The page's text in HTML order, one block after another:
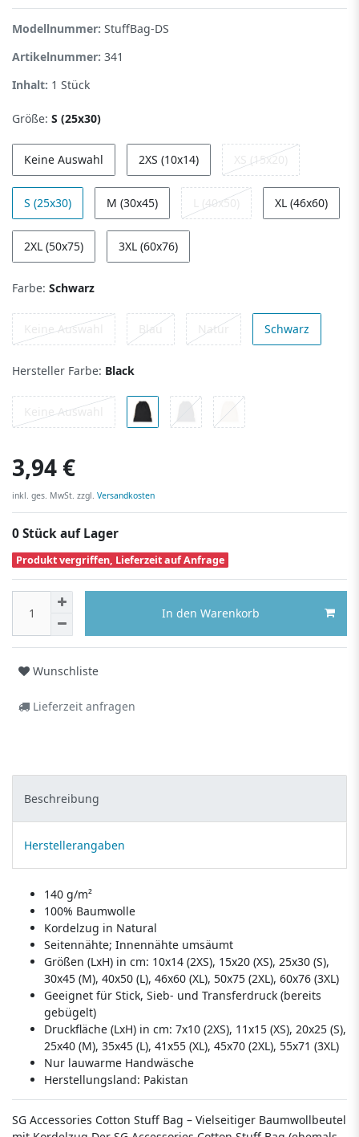
Modellnummer: StuffBag-DS
Artikelnummer: 341
Inhalt: 1 Stück
Größe: S (25x30)
Keine Auswahl 2XS (10x14) XS (15x20)
S (25x30) M (30x45) L (40x50) XL (46x60)
2XL (50x75) 3XL (60x76)
Farbe: Schwarz
Keine Auswahl Blau Natur Schwarz
Hersteller Farbe: Black
Keine Auswahl
3,94 €
inkl. ges. MwSt. zzgl. Versandkosten
0 Stück auf Lager
Produkt vergriffen, Lieferzeit auf Anfrage
In den Warenkorb
Wunschliste
Lieferzeit anfragen
Beschreibung
Herstellerangaben
140 g/m²
100% Baumwolle
Kordelzug in Natural
Seitennähte; Innennähte umsäumt
Größen (LxH) in cm: 10x14 (2XS), 15x20 (XS), 25x30 (S),
30x45 (M), 40x50 (L), 46x60 (XL), 50x75 (2XL), 60x76 (3XL)
Geeignet für Stick, Sieb- und Transferdruck (bereits
gebügelt)
Druckfläche (LxH) in cm: 7x10 (2XS), 11x15 (XS), 20x25 (S),
25x40 (M), 35x45 (L), 41x55 (XL), 45x70 (2XL), 55x71 (3XL)
Nur lauwarme Handwäsche
Herstellungsland: Pakistan
SG Accessories Cotton Stuff Bag – Vielseitiger Baumwollbeutel